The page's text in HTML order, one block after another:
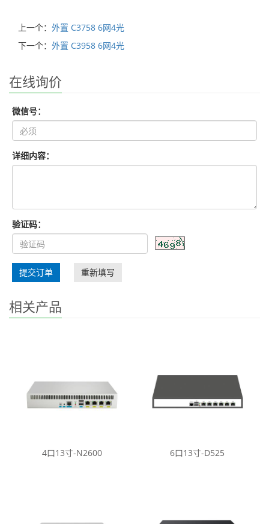
上一个： 外置 C3758 6网4光
下一个： 外置 C3958 6网4光
在线询价
微信号：
详细内容：
验证码：
提交订单 重新填写
相关产品
4口13寸-N2600 6口13寸-D525